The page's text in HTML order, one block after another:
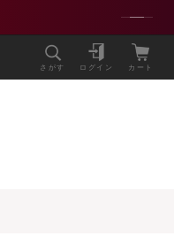
さがす ログイン カート